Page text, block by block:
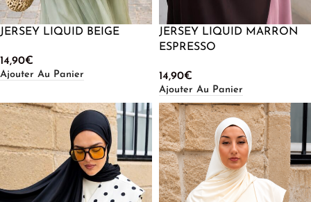
JERSEY LIQUID BEIGE
14,90€
Ajouter Au Panier
JERSEY LIQUID MARRON
ESPRESSO
14,90€
Ajouter Au Panier